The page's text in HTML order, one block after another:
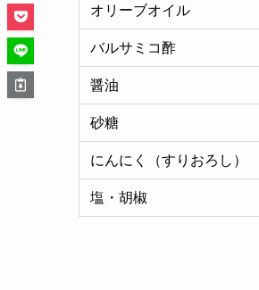
オリーブオイル
バルサミコ酢
醤油
砂糖
にんにく（すりおろし）
塩・胡椒